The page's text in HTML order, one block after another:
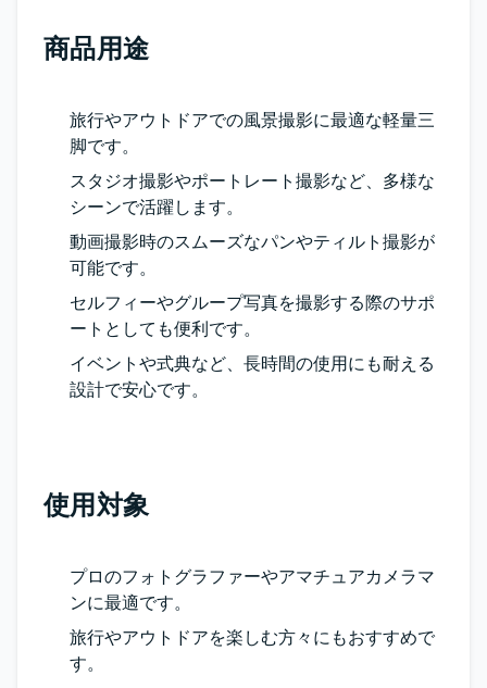
商品用途
旅行やアウトドアでの風景撮影に最適な軽量三
脚です。
スタジオ撮影やポートレート撮影など、多様な
シーンで活躍します。
動画撮影時のスムーズなパンやティルト撮影が
可能です。
セルフィーやグループ写真を撮影する際のサポ
ートとしても便利です。
イベントや式典など、長時間の使用にも耐える
設計で安心です。
使用対象
プロのフォトグラファーやアマチュアカメラマ
ンに最適です。
旅行やアウトドアを楽しむ方々にもおすすめで
す。